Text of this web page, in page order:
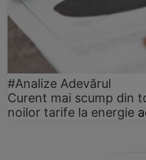
#Analize Adevărul
Curent mai scump din
noilor tarife la energie